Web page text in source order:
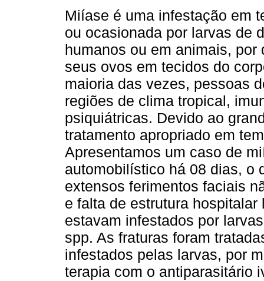
Miíase é uma infestação em
ou ocasionada por larvas de
humanos ou em animais, por
seus ovos em tecidos do
maioria das vezes, pessoas
regiões de clima tropical,
psiquiátricas. Devido ao
tratamento apropriado em
Apresentamos um caso de
automobilístico há 08 dias, o
extensos ferimentos faciais
e falta de estrutura
estavam infestados por
spp. As fraturas foram
infestados pelas larvas, por
terapia com o antiparasitário